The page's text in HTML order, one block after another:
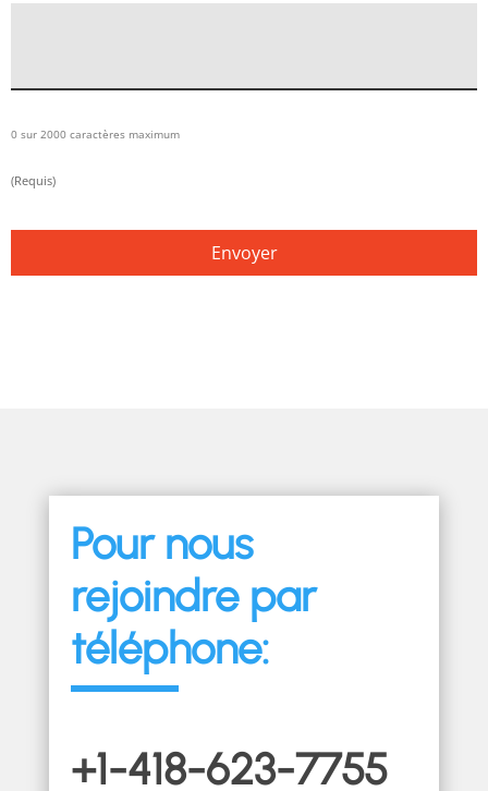
0 sur 2000 caractères maximum
(Requis)
Pour nous
rejoindre par
téléphone:
+1-418-623-7755